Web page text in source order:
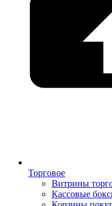
Торговое
Витрины
Кассовые